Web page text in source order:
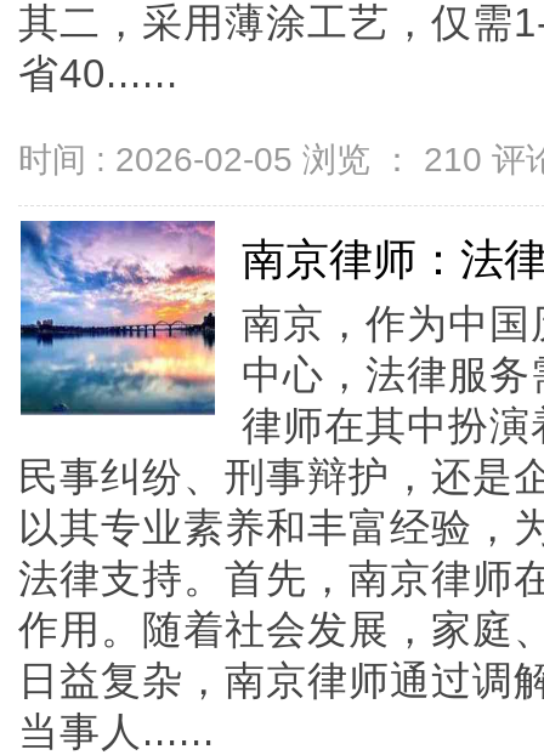
其二，采用薄涂工艺，仅需
省40......
时间 : 2026-02-05 浏览 ： 210 评
南京律师：法
南京，作为中
中心，法律服
律师在其中扮
民事纠纷、刑事辩护，还是
以其专业素养和丰富经验，
法律支持。首先，南京律师
作用。随着社会发展，家庭
日益复杂，南京律师通过调
当事人......